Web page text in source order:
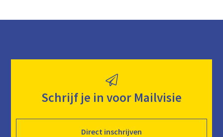
Schrijf je in voor Mailvisie
Direct inschrijven